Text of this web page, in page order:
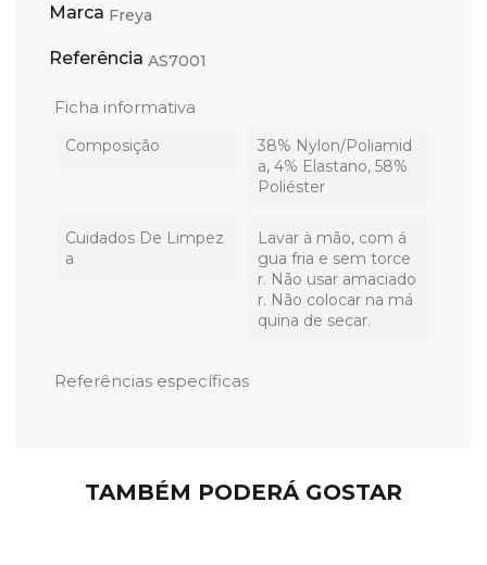
Marca Freya
Referência AS7001
Ficha informativa
Composição
38% Nylon/Poliamid
a, 4% Elastano, 58%
Poliéster
Cuidados De Limpez
A
Lavar à mão, com á
gua fria e sem torce
r. Não usar amaciado
r. Não colocar na má
quina de secar.
Referências específicas
TAMBÉM PODERÁ GOSTAR